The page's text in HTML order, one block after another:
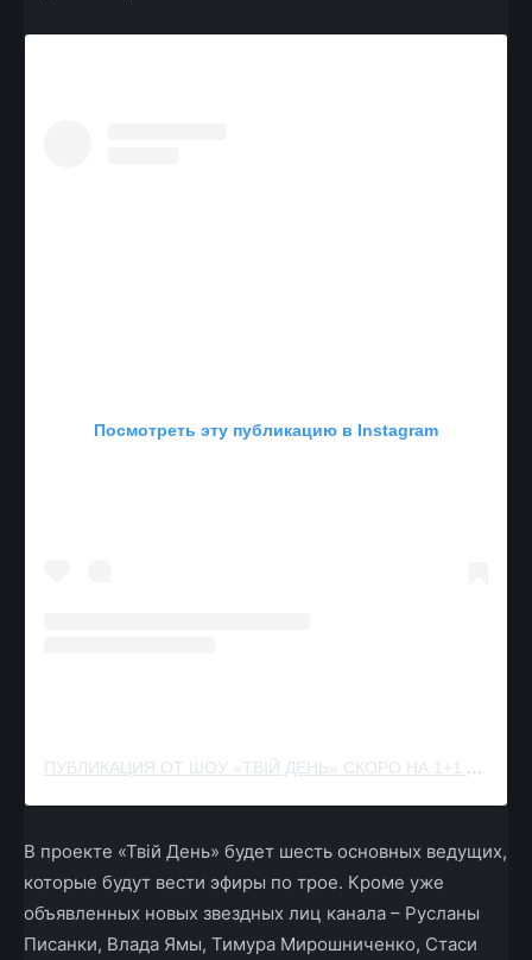
Посмотреть эту публикацию в Instagram
ПУБЛИКАЦИЯ ОТ ШОУ «ТВІЙ ДЕНЬ» СКОРО НА 1+1 (@TVIYDEN_OFFICIAL)
В проекте «Твій День» будет шесть основных ведущих,
которые будут вести эфиры по трое. Кроме уже
объявленных новых звездных лиц канала – Русланы
Писанки, Влада Ямы, Тимура Мирошниченко, Стаси